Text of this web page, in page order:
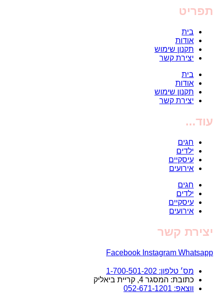
תפריט
בית
אודות
תקנון שימוש
יצירת קשר
בית
אודות
תקנון שימוש
יצירת קשר
עוד...
חגים
ילדים
עיסקיים
אירועים
חגים
ילדים
עיסקיים
אירועים
יצירת קשר
Facebook Instagram Whatsapp
מס׳ טלפון: 1-700-501-202
כתובת: המסגר 4, קריית ביאליק
ווצאפ: 052-671-1201